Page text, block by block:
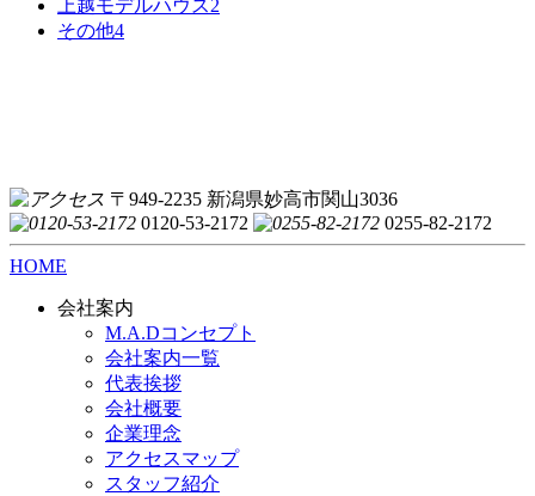
上越モデルハウス2
その他4
〒949-2235 新潟県妙高市関山3036
0120-53-2172
0255-82-2172
HOME
会社案内
M.A.Dコンセプト
会社案内一覧
代表挨拶
会社概要
企業理念
アクセスマップ
スタッフ紹介